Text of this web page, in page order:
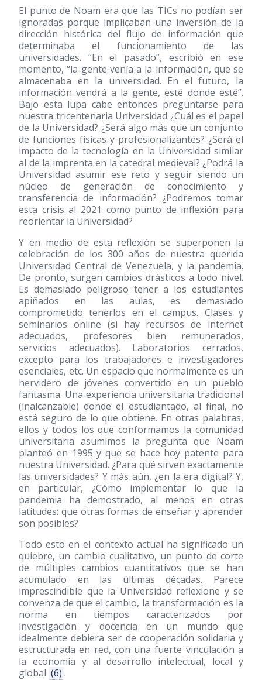
El punto de Noam era que las TICs no podían ser
ignoradas porque implicaban una inversión de la
dirección histórica del flujo de información que
determinaba el funcionamiento de las
universidades. “En el pasado”, escribió en ese
momento, “la gente venía a la información, que se
almacenaba en la universidad. En el futuro, la
información vendrá a la gente, esté donde esté”.
Bajo esta lupa cabe entonces preguntarse para
nuestra tricentenaria Universidad ¿Cuál es el papel
de la Universidad? ¿Será algo más que un conjunto
de funciones físicas y profesionalizantes? ¿Será el
impacto de la tecnología en la Universidad similar
al de la imprenta en la catedral medieval? ¿Podrá la
Universidad asumir ese reto y seguir siendo un
núcleo de generación de conocimiento y
transferencia de información? ¿Podremos tomar
esta crisis al 2021 como punto de inflexión para
reorientar la Universidad?
Y en medio de esta reflexión se superponen la
celebración de los 300 años de nuestra querida
Universidad Central de Venezuela, y la pandemia.
De pronto, surgen cambios drásticos a todo nivel.
Es demasiado peligroso tener a los estudiantes
apiñados en las aulas, es demasiado
comprometido tenerlos en el campus. Clases y
seminarios online (si hay recursos de internet
adecuados, profesores bien remunerados,
servicios adecuados). Laboratorios cerrados,
excepto para los trabajadores e investigadores
esenciales, etc. Un espacio que normalmente es un
hervidero de jóvenes convertido en un pueblo
fantasma. Una experiencia universitaria tradicional
(inalcanzable) donde el estudiantado, al final, no
está seguro de lo que obtiene. En otras palabras,
ellos y todos los que conformamos la comunidad
universitaria asumimos la pregunta que Noam
planteó en 1995 y que se hace hoy patente para
nuestra Universidad. ¿Para qué sirven exactamente
las universidades? Y más aún, ¿en la era digital? Y,
en particular, ¿Cómo implementar lo que la
pandemia ha demostrado, al menos en otras
latitudes: que otras formas de enseñar y aprender
son posibles?
Todo esto en el contexto actual ha significado un
quiebre, un cambio cualitativo, un punto de corte
de múltiples cambios cuantitativos que se han
acumulado en las últimas décadas. Parece
imprescindible que la Universidad reflexione y se
convenza de que el cambio, la transformación es la
norma en tiempos caracterizados por
investigación y docencia en un mundo que
idealmente debiera ser de cooperación solidaria y
estructurada en red, con una fuerte vinculación a
la economía y al desarrollo intelectual, local y
global (6) .